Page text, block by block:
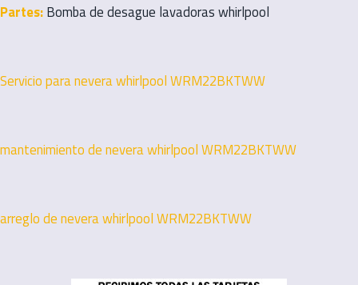
Partes:Bomba de desague lavadoras whirlpool
Servicio para nevera whirlpool WRM22BKTWW
mantenimiento de nevera whirlpool WRM22BKTWW
arreglo de nevera whirlpool WRM22BKTWW